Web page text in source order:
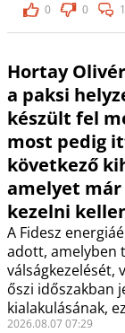
0
0 1
Hortay
a paksi
készült fel
most pedig
következő
amelyet
kezelni
A Fidesz
adott, amelyben
válságkezelését,
őszi időszakban
kialakulásának,
2026.08.07 07:29